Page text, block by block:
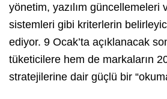
yönetim, yazılım güncellemeleri
sistemleri gibi kriterlerin
ediyor. 9 Ocak’ta açıklanacak
tüketicilere hem de markaların
stratejilerine dair güçlü bir